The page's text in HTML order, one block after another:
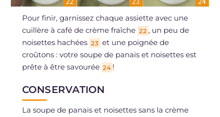
Pour finir, garnissez chaque assiette avec une
cuillère à café de crème fraîche 22 , un peu de
noisettes hachées 23 et une poignée de
croûtons : votre soupe de panais et noisettes est
prête à être savourée 24 !
CONSERVATION
La soupe de panais et noisettes sans la crème